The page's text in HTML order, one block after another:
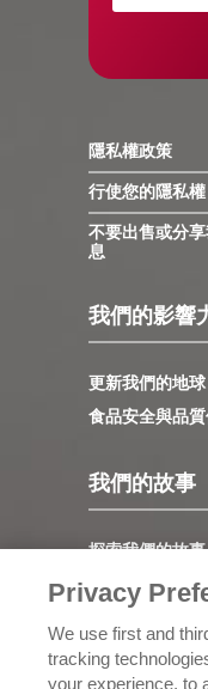
我們的故事
探索我們的故事
領導力
發展歷程
認識理奇
我們的影響
更新我們的地球
食品安全與品
隱私權政策
行使您的隱私權
不要出售或分
息
Privacy
We use first and
tracking
your experience, to